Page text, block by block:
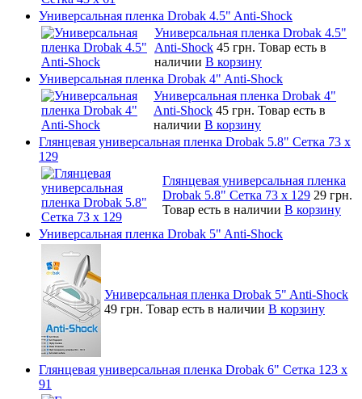
Универсальная пленка Drobak 4.5" Anti-Shock
Универсальная пленка Drobak 4.5"
Anti-Shock 45 грн. Товар есть в
наличии В корзину
Универсальная пленка Drobak 4" Anti-Shock
Универсальная пленка Drobak 4"
Anti-Shock 45 грн. Товар есть в
наличии В корзину
Глянцевая универсальная пленка Drobak 5.8" Сетка 73 x
129
Глянцевая универсальная пленка
Drobak 5.8" Сетка 73 x 129 29 грн.
Товар есть в наличии В корзину
Универсальная пленка Drobak 5" Anti-Shock
Универсальная пленка Drobak 5" Anti-Shock
49 грн. Товар есть в наличии В корзину
Глянцевая универсальная пленка Drobak 6" Сетка 123 х
91